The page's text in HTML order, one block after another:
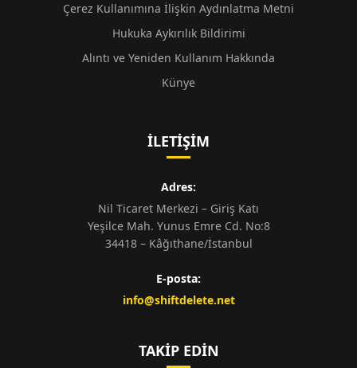
Çerez Kullanımına İlişkin Aydınlatma Metni
Hukuka Aykırılık Bildirimi
Alıntı ve Yeniden Kullanım Hakkında
Künye
İLETIŞIM
Adres:
Nil Ticaret Merkezi – Giriş Katı
Yeşilce Mah. Yunus Emre Cd. No:8
34418 – Kâğıthane/İstanbul
E-posta:
info@shiftdelete.net
TAKIP EDIN